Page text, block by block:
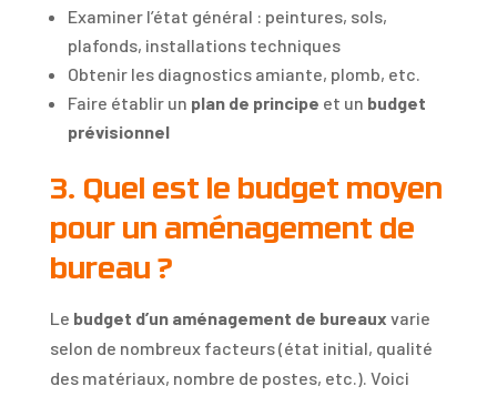
Examiner l’état général : peintures, sols,
plafonds, installations techniques
Obtenir les diagnostics amiante, plomb, etc.
Faire établir un plan de principe et un budget
prévisionnel
3. Quel est le budget moyen
pour un aménagement de
bureau ?
Le budget d’un aménagement de bureaux varie
selon de nombreux facteurs (état initial, qualité
des matériaux, nombre de postes, etc.). Voici